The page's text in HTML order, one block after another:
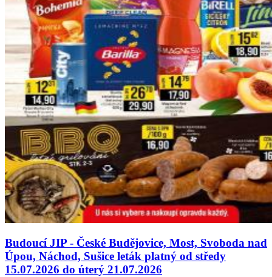
Budoucí JIP - České Budějovice, Most, Svoboda nad
Úpou, Náchod, Sušice leták platný od středy
15.07.2026 do úterý 21.07.2026